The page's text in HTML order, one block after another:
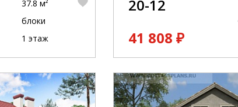
37.8 м²
блоки
1 этаж
20-12
41 808 ₽